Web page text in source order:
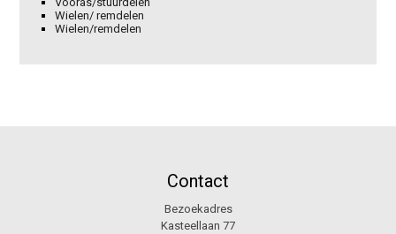
Wielen/ remdelen
Wielen/remdelen
Contact
Bezoekadres
Kasteellaan 77